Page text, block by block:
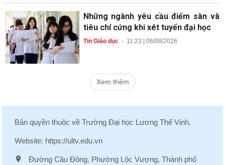
Những ngành yêu cầu điểm sàn và
tiêu chí cứng khi xét tuyển đại học
Tin Giáo dục- 11:23 | 06/08/2026
Xem thêm
Bản quyền thuộc về Trường Đại học Lương Thế Vinh.
Website: https://ultv.edu.vn
Đường Cầu Đông, Phường Lộc Vượng, Thành phố